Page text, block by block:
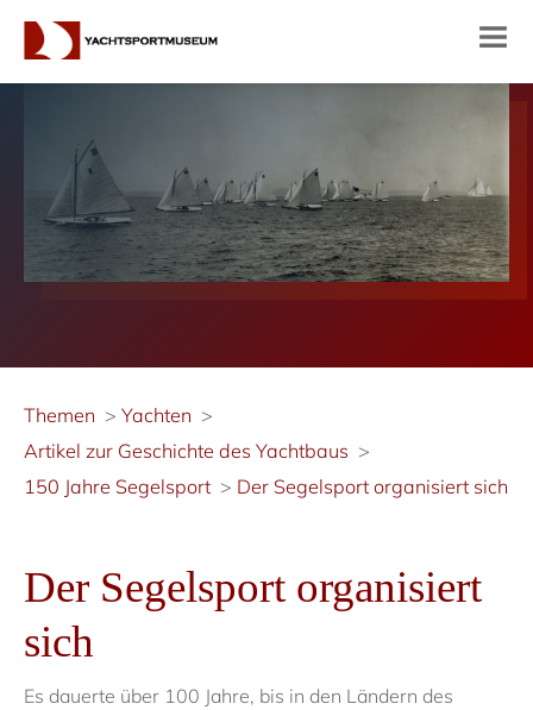
Themen
Yachten
Artikel zur Geschichte des Yachtbaus
150 Jahre Segelsport
Der Segelsport organisiert sich
Der Segelsport organisiert
sich
Es dauerte über 100 Jahre, bis in den Ländern des